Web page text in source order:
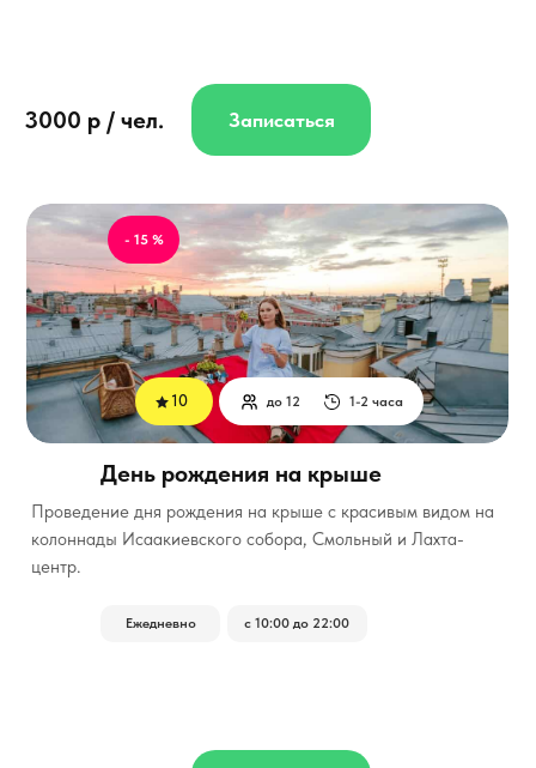
3000 р / чел. Записаться
Проведение дня рождения на крыше с красивым видом на
колоннады Исаакиевского собора, Смольный и Лахта-
центр.
1-2 часа
до 12
Ежедневно с 10:00 до 22:00
- 15 %
День рождения на крыше
10